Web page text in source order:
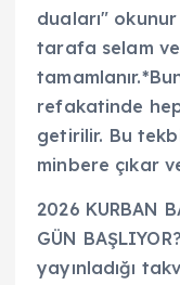
duaları"
tarafa selam
refakatinde
getirilir. Bu
minbere çıkar
2026 KURBAN
GÜN
yayınladığı